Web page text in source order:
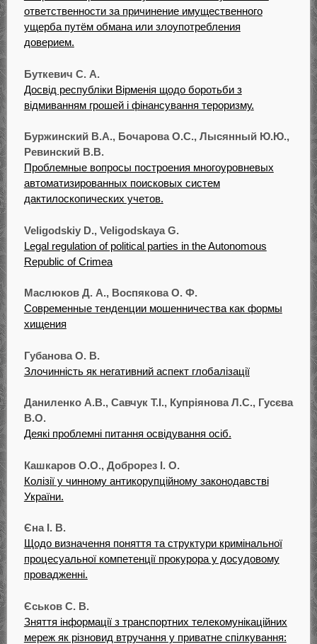
ответственности за причинение имущественного
ущерба путём обмана или злоупотребления
доверием.
Буткевич С. А.
Досвід республіки Вірменія щодо боротьби з
відмиванням грошей і фінансування тероризму.
Буржинский В.А., Бочарова О.С., Лысянный Ю.Ю.,
Ревинский В.В.
Проблемные вопросы построения многоуровневых
автоматизированных поисковых систем
дактилоскопических учетов.
Veligodskiy D., Veligodskaya G.
Legal regulation of political parties in the Autonomous
Republic of Crimea
Маслюков Д. А., Воспякова О. Ф.
Современные тенденции мошенничества как формы
хищения
Губанова О. В.
Злочинність як негативний аспект глобалізації
Даниленко А.В., Савчук Т.І., Купріянова Л.С., Гусєва
В.О.
Деякі проблемні питання освідування осіб.
Кашкаров О.О., Доброрез І. О.
Колізії у чинному антикорупційному законодавстві
України.
Єна І. В.
Щодо визначення поняття та структури кримінальної
процесуальної компетенції прокурора у досудовому
провадженні.
Єськов С. В.
Зняття інформації з транспортних телекомунікаційних
мереж як різновид втручання у приватне спілкування: